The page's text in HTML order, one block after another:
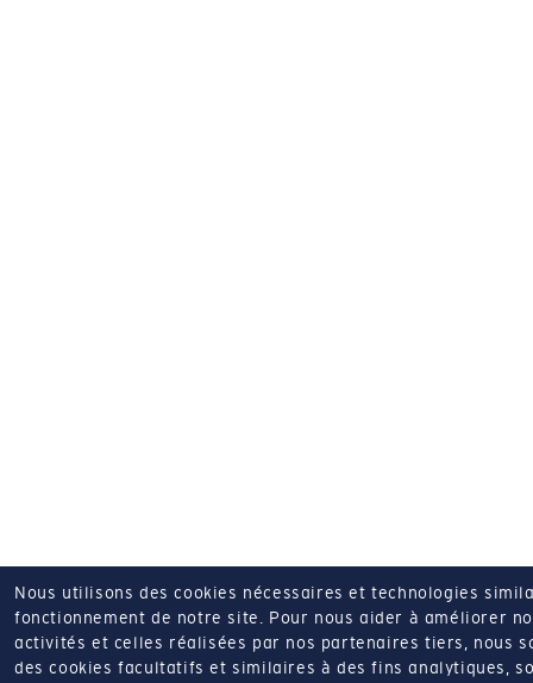
Nous utilisons des cookies nécessaires et technologies
fonctionnement de notre site. Pour nous aider à améliorer
activités et celles réalisées par nos partenaires tiers, nous
des cookies facultatifs et similaires à des fins analytiques,